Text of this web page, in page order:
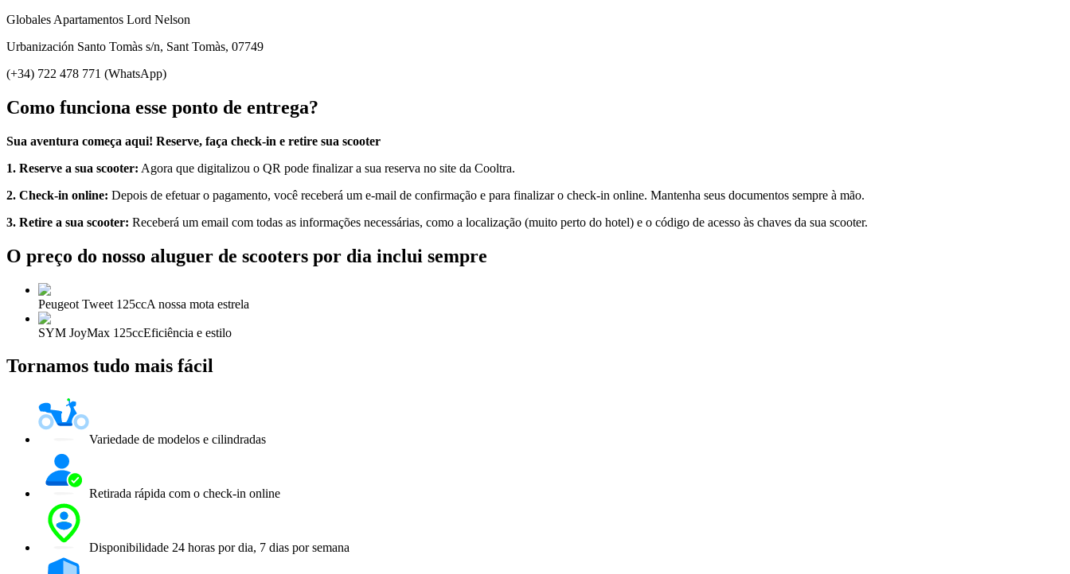
Globales Apartamentos Lord Nelson
Urbanización Santo Tomàs s/n, Sant Tomàs, 07749
(+34) 722 478 771 (WhatsApp)
Como funciona esse ponto de entrega?
Sua aventura começa aqui! Reserve, faça check-in e retire sua scooter
1. Reserve a sua scooter: Agora que digitalizou o QR pode finalizar a sua reserva no site da Cooltra.
2. Check-in online: Depois de efetuar o pagamento, você receberá um e-mail de confirmação e para finalizar o check-in online. Mantenha seus documentos sempre à mão.
3. Retire a sua scooter: Receberá um email com todas as informações necessárias, como a localização (muito perto do hotel) e o código de acesso às chaves da sua scooter.
O preço do nosso aluguer de scooters por dia inclui sempre
Peugeot Tweet 125ccA nossa mota estrela
SYM JoyMax 125ccEficiência e estilo
Tornamos tudo mais fácil
Variedade de modelos e cilindradas
Retirada rápida com o check-in online
Disponibilidade 24 horas por dia, 7 dias por semana